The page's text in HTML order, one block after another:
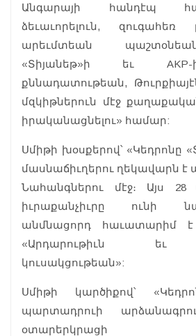
Անգարայի հանդէպ
ձեւաւորելուն,
արեւմտեան
«Տիյանեթ»ի եւ
քննադատութեան,
մզկիթներուն մէջ
իրականացնելու» համար:
Սմիթի խօսքերով՝ «Կեդրոնը
մասնաճիւղերու ղեկավարն է
Նահանգներու մէջ։ Այս 28
իւրաքանչիւրը ունի
անմնացորդ հաւատարիմ
«Արդարութիւն եւ
կուսակցութեան»:
Սմիթի կարծիքով՝
պարտադրուի
օտարերկրացի